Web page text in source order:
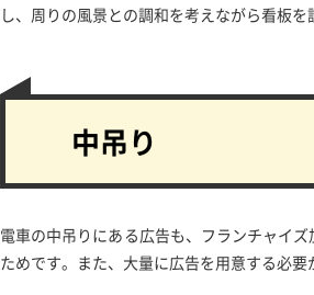
し、周りの風景との調和を考えながら看板を
中吊り
電車の中吊りにある広告も、フランチャイ
ためです。また、大量に広告を用意する必要